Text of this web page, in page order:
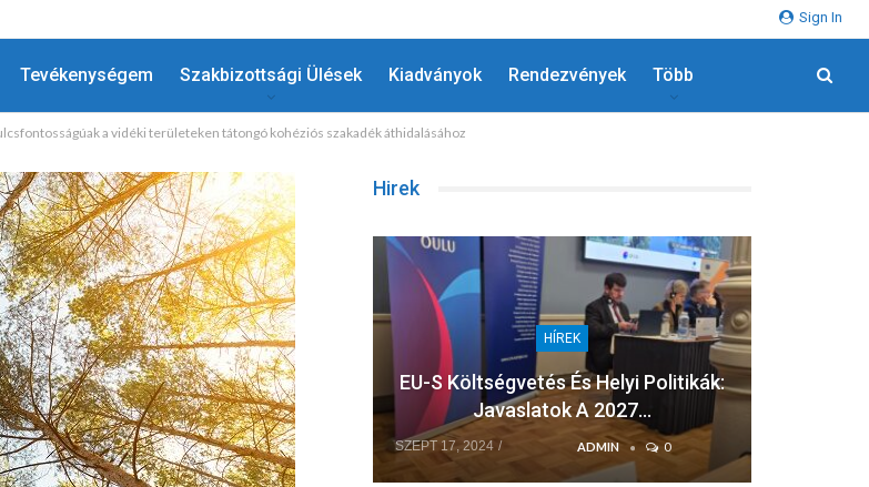
Sign In
Tevékenységem Szakbizottsági Ülések Kiadványok Rendezvények Több
a vidéki területeken tátongó kohéziós szakadék áthidalásához
Hirek
HÍREK
Megtiszteltetés A Régiók Európai
Bizottságát Képviselni Az…
ADMIN
7, 2025 0
HÍREK
EU-S Költségvetés És Helyi Politikák:
Javaslatok A 2027…
ADMIN
SZEPT 17, 2024 0